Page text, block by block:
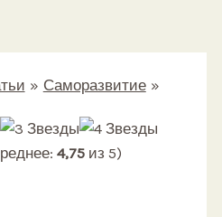
Саморазвитие
4,75 из 5)